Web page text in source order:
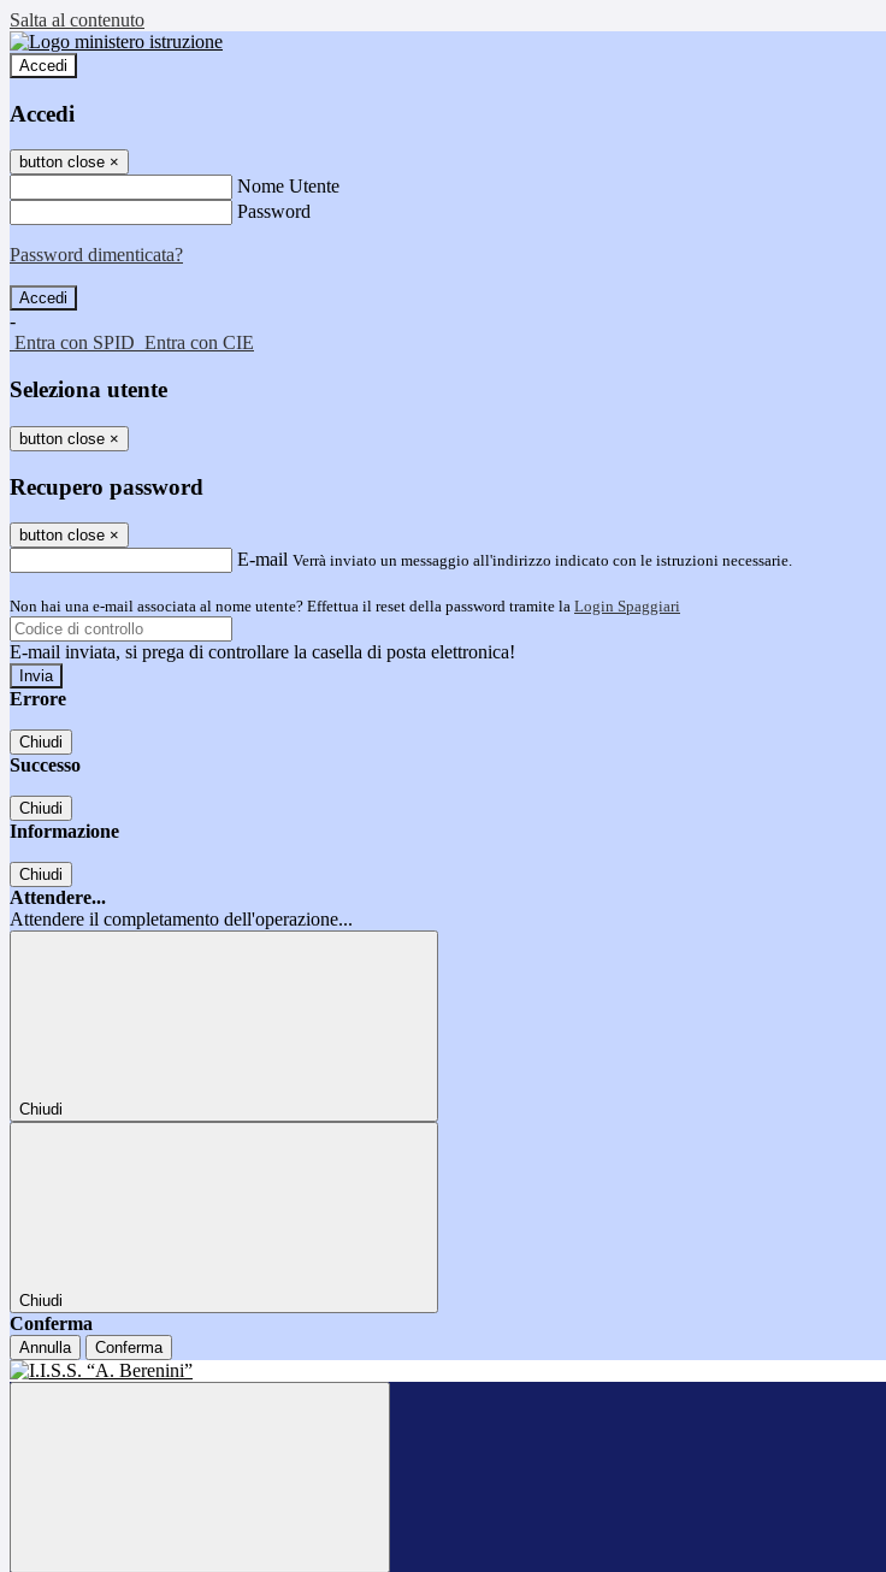
Salta al contenuto
Accedi
Accedi
button close ×
Nome Utente
Password
Password dimenticata?
-
Entra con SPID Entra con CIE
Seleziona utente
button close ×
Recupero password
button close ×
E-mail Verrà inviato un messaggio all'indirizzo indicato con le istruzioni necessarie.
Non hai una e-mail associata al nome utente? Effettua il reset della password tramite la Login Spaggiari
E-mail inviata, si prega di controllare la casella di posta elettronica!
Errore
Chiudi
Successo
Chiudi
Informazione
Chiudi
Attendere...
Attendere il completamento dell'operazione...
Chiudi
Chiudi
Conferma
Annulla Conferma